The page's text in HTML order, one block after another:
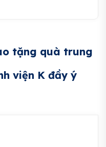
tặng quà trung
viện K đầy ý